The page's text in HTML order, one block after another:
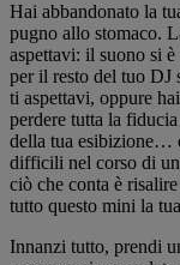
Hai abbandonato la
pugno allo stomaco.
aspettavi: il suono si
per il resto del tuo DJ
ti aspettavi, oppure
perdere tutta la
della tua esibizione…
difficili nel corso di
ciò che conta è
tutto questo mini la
Innanzi tutto, prendi